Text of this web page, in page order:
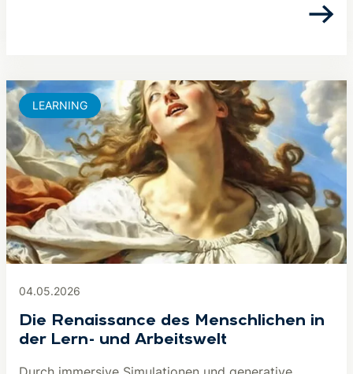
04.05.2026
Die Renaissance des Menschlichen in
der Lern- und Arbeitswelt
LEARNING